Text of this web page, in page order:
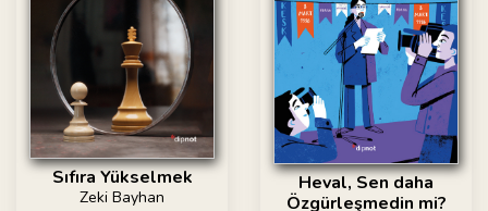
Sıfıra Yükselmek
Zeki Bayhan
Heval, Sen daha
Özgürleşmedin mi?